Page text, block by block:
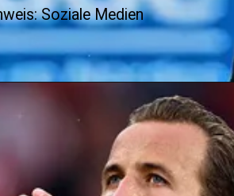
Soziale Medien